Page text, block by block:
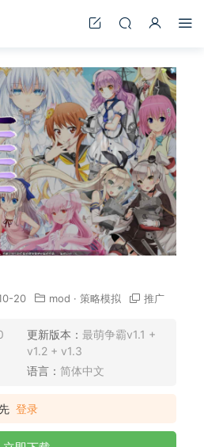
20 mod · 策略模拟 推广
更新版本： 最萌争霸v1.1 +
v1.2 + v1.3
语言： 简体中文
登录